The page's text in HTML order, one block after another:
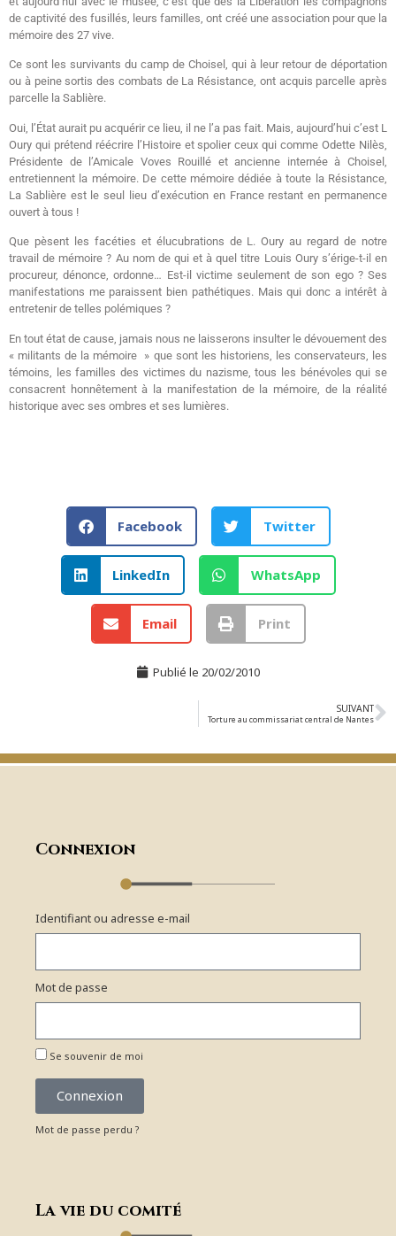
de captivité des fusillés, leurs familles, ont créé une association pour que la
mémoire des 27 vive.
Ce sont les survivants du camp de Choisel, qui à leur retour de déportation
ou à peine sortis des combats de La Résistance, ont acquis parcelle après
parcelle la Sablière.
Oui, l’État aurait pu acquérir ce lieu, il ne l’a pas fait. Mais, aujourd’hui c’est L
Oury qui prétend réécrire l’Histoire et spolier ceux qui comme Odette Nilès,
Présidente de l’Amicale Voves Rouillé et ancienne internée à Choisel,
entretiennent la mémoire. De cette mémoire dédiée à toute la Résistance,
La Sablière est le seul lieu d’exécution en France restant en permanence
ouvert à tous !
Que pèsent les facéties et élucubrations de L. Oury au regard de notre
travail de mémoire ? Au nom de qui et à quel titre Louis Oury s’érige-t-il en
procureur, dénonce, ordonne… Est-il victime seulement de son ego ? Ses
manifestations me paraissent bien pathétiques. Mais qui donc a intérêt à
entretenir de telles polémiques ?
En tout état de cause, jamais nous ne laisserons insulter le dévouement des
« militants de la mémoire » que sont les historiens, les conservateurs, les
témoins, les familles des victimes du nazisme, tous les bénévoles qui se
consacrent honnêtement à la manifestation de la mémoire, de la réalité
historique avec ses ombres et ses lumières.
Facebook Twitter
LinkedIn WhatsApp
Email Print
Publié le 20/02/2010
SUIVANT
Torture au commissariat central de Nantes
Connexion
Identifiant ou adresse e-mail
Mot de passe
Se souvenir de moi
Connexion
Mot de passe perdu ?
La vie du comité